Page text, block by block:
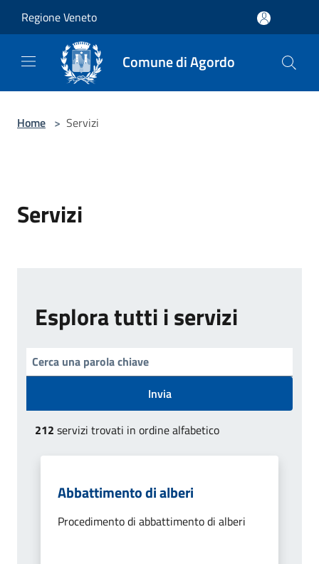
Regione Veneto
Comune di Agordo
Home > Servizi
Servizi
Esplora tutti i servizi
Invia
212 servizi trovati in ordine alfabetico
Abbattimento di alberi
Procedimento di abbattimento di alberi